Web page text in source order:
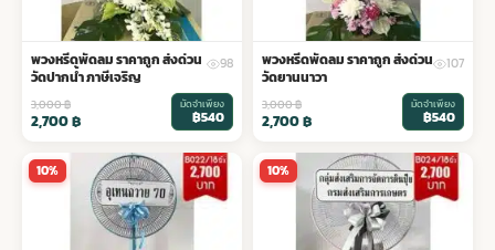
พวงหรีดพัดลม ราคาถูก ส่งด่วน
วัดปากน้ำ ภาษีเจริญ
98
3,000฿
2,700฿
มัดจำเพียง
฿540
พวงหรีดพัดลม ราคาถูก ส่งด่วน
วัดยานนาวา
107
3,000฿
2,700฿
มัดจำเพียง
฿540
10% 10%